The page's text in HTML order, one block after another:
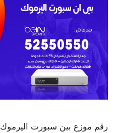
رقم موزع بين سبورت